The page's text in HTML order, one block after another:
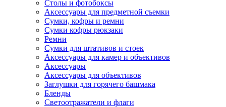
Столы и фотобоксы
Аксессуары для предметной съемки
Сумки, кофры и ремни
Сумки кофры рюкзаки
Ремни
Сумки для штативов и стоек
Аксессуары для камер и объективов
Аксессуары
Аксессуары для объективов
Заглушки для горячего башмака
Бленды
Светоотражатели и флаги